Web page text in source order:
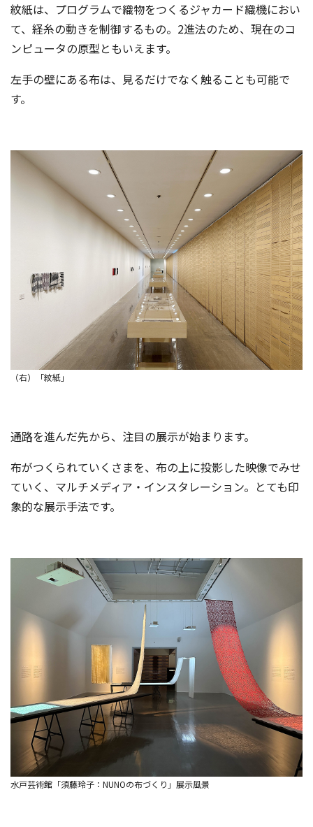
紋紙は、プログラムで織物をつくるジャカード織機におい
て、経糸の動きを制御するもの。2進法のため、現在のコ
ンピュータの原型ともいえます。
左手の壁にある布は、見るだけでなく触ることも可能で
す。
（右）「紋紙」
通路を進んだ先から、注目の展示が始まります。
布がつくられていくさまを、布の上に投影した映像でみせ
ていく、マルチメディア・インスタレーション。とても印
象的な展示手法です。
水戸芸術館「須藤玲子：NUNOの布づくり」展示風景